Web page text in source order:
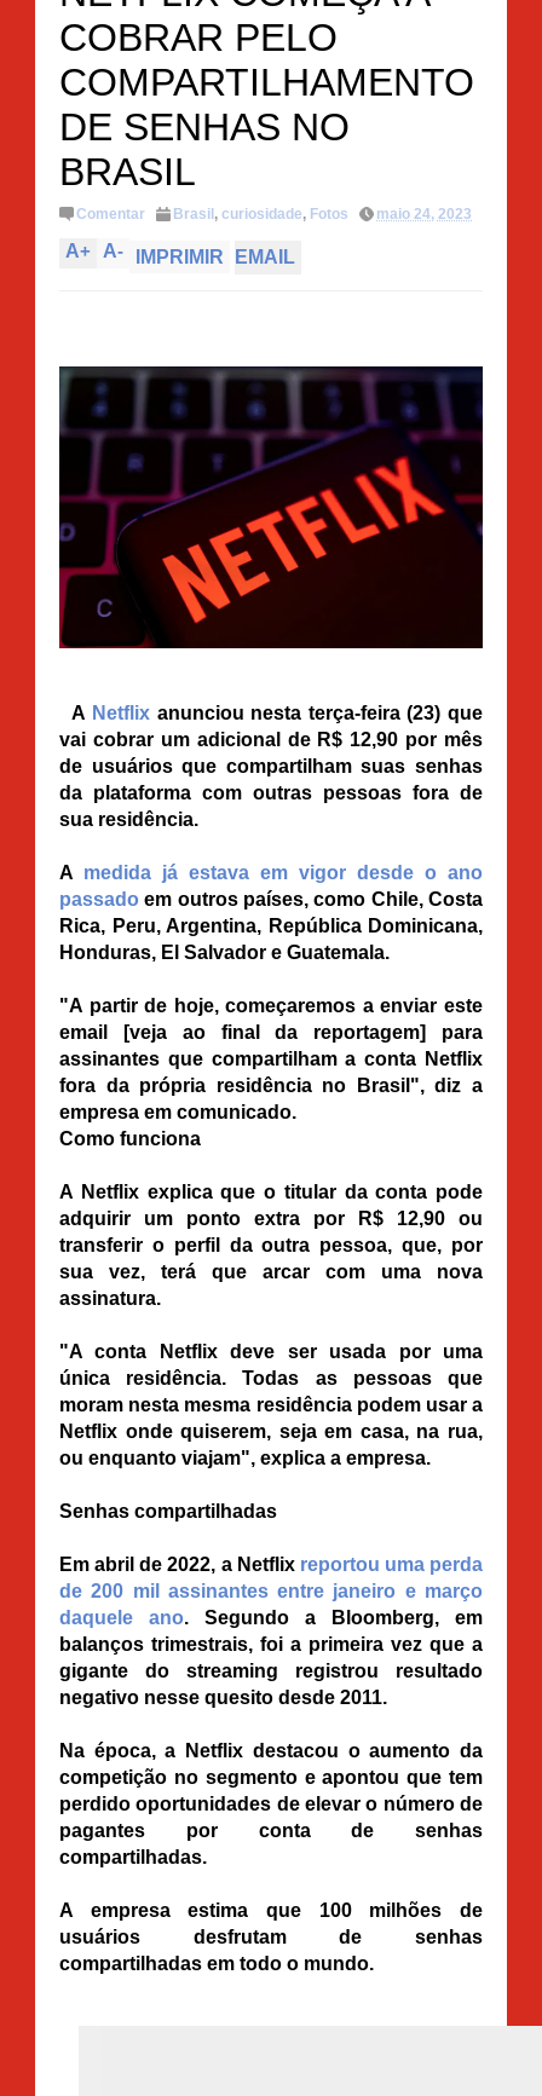
COBRAR PELO
COMPARTILHAMENTO
DE SENHAS NO
BRASIL
Comentar Brasil, curiosidade, Fotos maio 24, 2023
A+ A- IMPRIMIR EMAIL
A Netflixanunciou nesta terça-feira (23) que
vai cobrar um adicional de R$ 12,90 por mês
de usuários que compartilham suas senhas
da plataforma com outras pessoas fora de
sua residência.
A medida já estava em vigor desde o ano
passado em outros países, como Chile, Costa
Rica, Peru, Argentina, República Dominicana,
Honduras, El Salvador e Guatemala.
"A partir de hoje, começaremos a enviar este
email [veja ao final da reportagem] para
assinantes que compartilham a conta Netflix
fora da própria residência no Brasil", diz a
empresa em comunicado.
Como funciona
A Netflix explica que o titular da conta pode
adquirir um ponto extra por R$ 12,90 ou
transferir o perfil da outra pessoa, que, por
sua vez, terá que arcar com uma nova
assinatura.
"A conta Netflix deve ser usada por uma
única residência. Todas as pessoas que
moram nesta mesma residência podem usar a
Netflix onde quiserem, seja em casa, na rua,
ou enquanto viajam", explica a empresa.
Senhas compartilhadas
Em abril de 2022, a Netflix reportou uma perda
de 200 mil assinantes entre janeiro e março
daquele ano. Segundo a Bloomberg, em
balanços trimestrais, foi a primeira vez que a
gigante do streaming registrou resultado
negativo nesse quesito desde 2011.
Na época, a Netflix destacou o aumento da
competição no segmento e apontou que tem
perdido oportunidades de elevar o número de
pagantes por conta de senhas
compartilhadas.
A empresa estima que 100 milhões de
usuários desfrutam de senhas
compartilhadas em todo o mundo.